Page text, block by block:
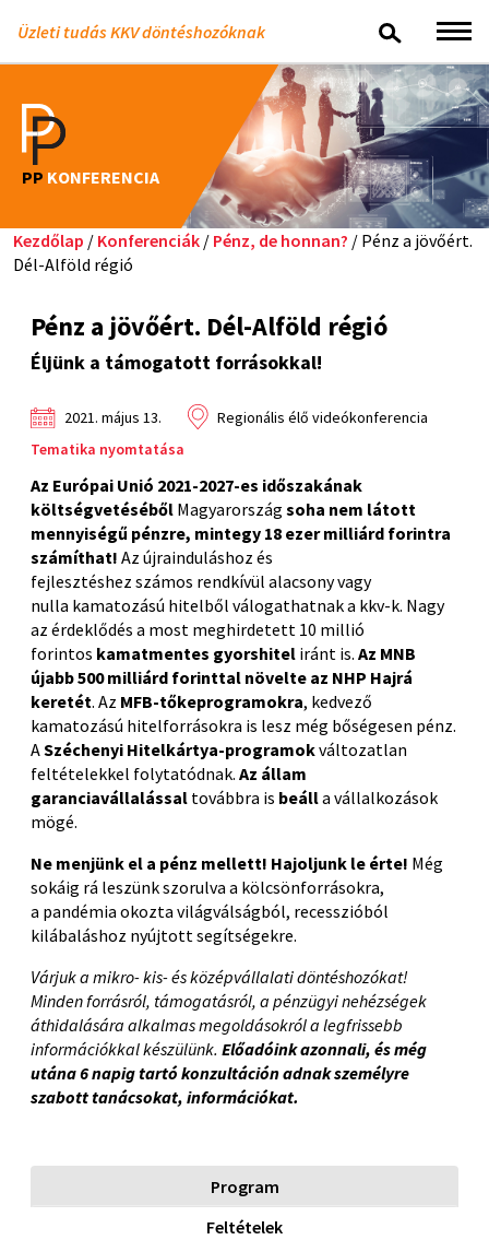
Üzleti tudás KKV döntéshozóknak
PP KONFERENCIA
Kezdőlap / Konferenciák / Pénz, de honnan? / Pénz a jövőért.
Dél-Alföld régió
Pénz a jövőért. Dél-Alföld régió
Éljünk a támogatott forrásokkal!
2021. május 13.
Regionális élő videókonferencia
Tematika nyomtatása
Az Európai Unió 2021-2027-es időszakának
költségvetéséből Magyarország soha nem látott
mennyiségű pénzre, mintegy 18 ezer milliárd forintra
számíthat! Az újrainduláshoz és
fejlesztéshez számos rendkívül alacsonyvagy
nulla kamatozású hitelből válogathatnak a kkv-k. Nagy
az érdeklődés a most meghirdetett 10 millió
forintos kamatmentes gyorshitel iránt is. Az MNB
újabb500milliárd forinttal növelte az NHP Hajrá
keretét. Az MFB-tőkeprogramokra, kedvező
kamatozású hitelforrásokra is lesz még bőségesen pénz.
ASzéchenyi Hitelkártya-programokváltozatlan
feltételekkel folytatódnak. Az állam
garanciavállalással továbbra is beálla vállalkozások
mögé.
Ne menjünk el a pénz mellett! Hajoljunk le érte! Még
sokáig rá leszünk szorulva a kölcsönforrásokra,
a pandémia okozta világválságból, recesszióból
kilábaláshoz nyújtott segítségekre.
Várjuk a mikro- kis- és középvállalati döntéshozókat!
Minden forrásról, támogatásról, a pénzügyi nehézségek
áthidalására alkalmas megoldásokról a legfrissebb
információkkal készülünk. Előadóink azonnali, és még
utána 6 napig tartó konzultáción adnak személyre
szabott tanácsokat, információkat.
Program
Feltételek